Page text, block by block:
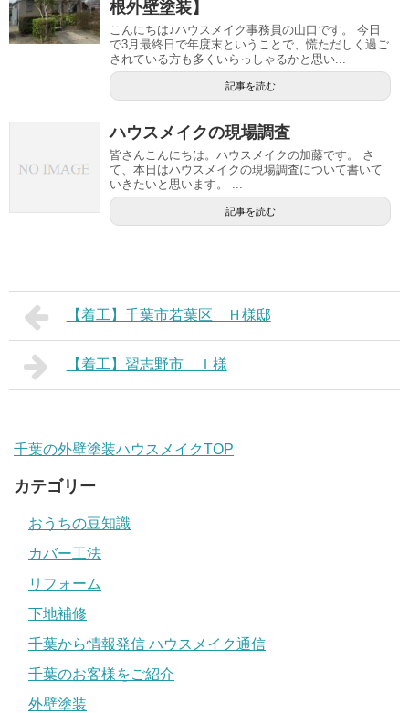
根外壁塗装】
こんにちは♪ハウスメイク事務員の山口です。 今日
で3月最終日で年度末ということで、慌ただしく過ご
されている方も多くいらっしゃるかと思い...
記事を読む
ハウスメイクの現場調査
皆さんこんにちは。ハウスメイクの加藤です。 さ
て、本日はハウスメイクの現場調査について書いて
いきたいと思います。 ...
記事を読む
【着工】千葉市若葉区 Ｈ様邸
【着工】習志野市 Ｉ様
千葉の外壁塗装ハウスメイクTOP
カテゴリー
おうちの豆知識
カバー工法
リフォーム
下地補修
千葉から情報発信 ハウスメイク通信
千葉のお客様をご紹介
外壁塗装